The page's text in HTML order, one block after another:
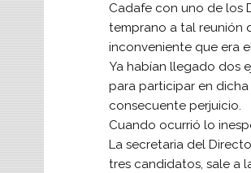
Cadafe con uno de los
temprano a tal reunión
inconveniente que era
Ya habían llegado dos
para participar en
consecuente perjuicio.
Cuando ocurrió lo
La secretaria del
tres candidatos, sale a